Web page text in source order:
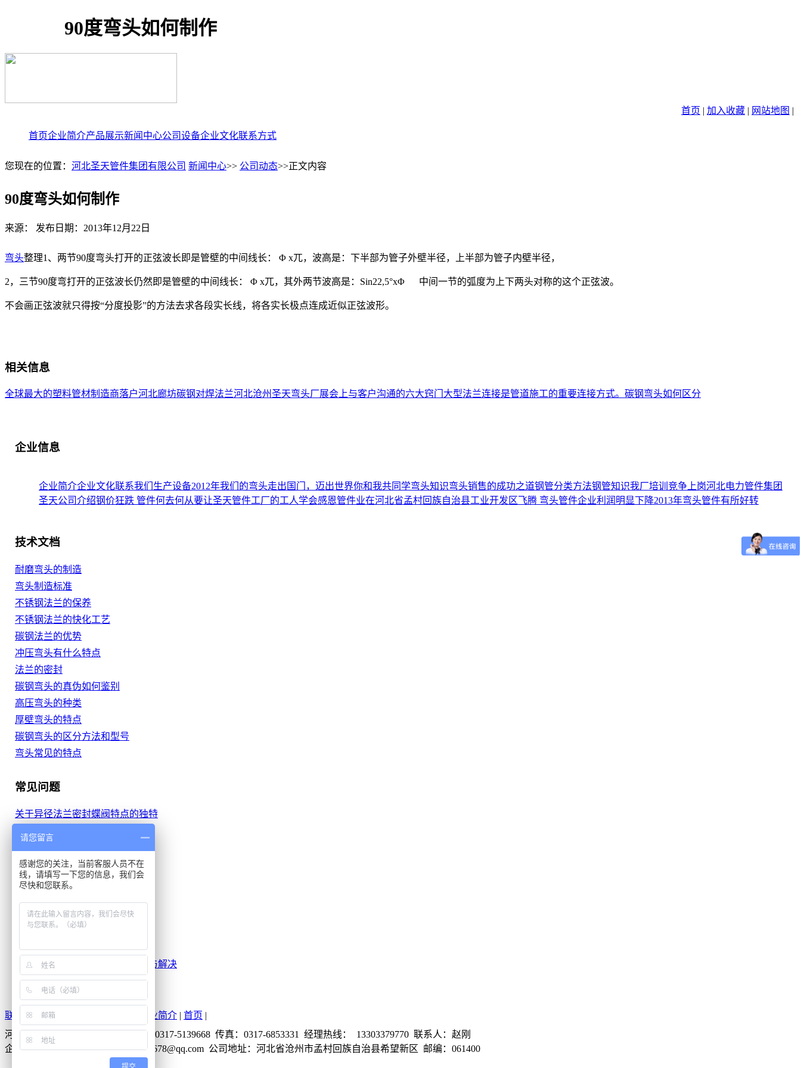
90度弯头如何制作
首页 | 加入收藏 | 网站地图 |
首页企业简介产品展示新闻中心公司设备企业文化联系方式
您现在的位置： 河北圣天管件集团有限公司 新闻中心>> 公司动态>>正文内容
90度弯头如何制作
来源： 发布日期：2013年12月22日
弯头整理1、两节90度弯头打开的正弦波长即是管壁的中间线长： Φ x兀，波高是：下半部为管子外壁半径，上半部为管子内壁半径，
2，三节90度弯打开的正弦波长仍然即是管壁的中间线长： Φ x兀，其外两节波高是：Sin22,5°xΦ 中间一节的弧度为上下两头对称的这个正弦波。
不会画正弦波就只得按“分度投影”的方法去求各段实长线，将各实长极点连成近似正弦波形。
相关信息
全球最大的塑料管材制造商落户河北廊坊碳钢对焊法兰河北沧州圣天弯头厂展会上与客户沟通的六大窍门 大型法兰连接是管道施工的重要连接方式。 碳钢弯头如何区分
企业信息
企业简介企业文化联系我们 生产设备2012年我们的弯头走出国门，迈出世界你和我共同学弯头知识弯头销售的成功之道钢管分类方法钢管知识我厂培训竞争上岗河北电力管件集团
圣天公司介绍钢价狂跌 管件何去何从要让圣天管件工厂的工人学会感恩管件业在河北省孟村回族自治县工业开发区飞腾 弯头管件企业利润明显下降2013年弯头管件有所好转
技术文档
耐磨弯头的制造
弯头制造标准
不锈钢法兰的保养
不锈钢法兰的快化工艺
碳钢法兰的优势
冲压弯头有什么特点
法兰的密封
碳钢弯头的真伪如何鉴别
高压弯头的种类
厚壁弯头的特点
碳钢弯头的区分方法和型号
弯头常见的特点
常见问题
关于异径法兰密封蝶阀特点的独特
关于四维弯管的六大特性
你知道焊管是怎样形成的吗?
对焊弯头的用途安装
弯管管材知识问答
耐磨管件的种类主要包括哪些
不锈钢管件行业的所面临的劣势
不锈钢管件加工和运输常遇问题与解决
4种关于不锈钢管件焊接技术要求
联系我们|新闻中心 企业简介 | 首页 |
河北圣天管件集团有限公司 电话：0317-5139668 传真：0317-6853331 经理热线： 13303379770 联系人：赵刚
企业QQ：137874678 邮箱：137874678@qq.com 公司地址：河北省沧州市孟村回族自治县希望新区 邮编：061400
请您留言
感谢您的关注，当前客服人员不在
线，请填写一下您的信息，我们会
尽快和您联系。